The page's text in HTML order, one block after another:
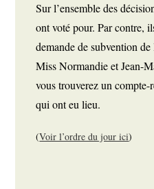
Sur l’ensemble des
ont voté pour. Par contre,
demande de subvention
Miss Normandie et Jean-
vous trouverez un
qui ont eu lieu.
(Voir l’ordre du jour ici)